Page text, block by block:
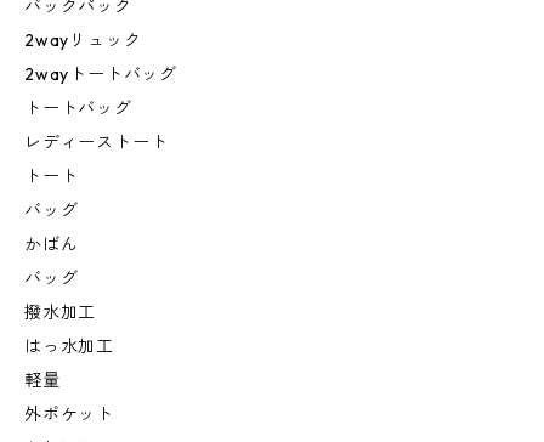
バックパック
2wayリュック
2wayトートバッグ
トートバッグ
レディーストート
トート
バッグ
かばん
バッグ
撥水加工
はっ水加工
軽量
外ポケット